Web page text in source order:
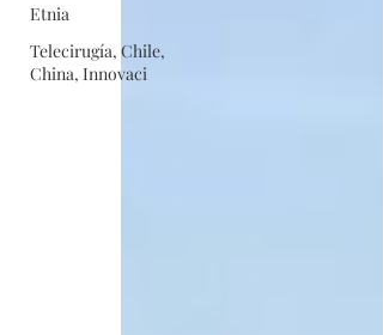
Etnia
Telecirugía, Chile,
China, Innovaci